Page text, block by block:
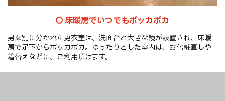
床暖房でいつでもポッカポカ
男女別に分かれた更衣室は、洗面台と大きな鏡が設置され、床暖
房で足下からポッカポカ。ゆったりとした室内は、お化粧直しや
着替えなどに、ご利用頂けます。